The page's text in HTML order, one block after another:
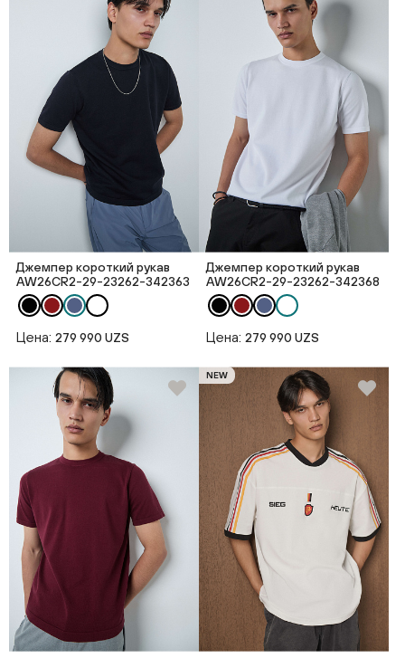
Джемпер короткий рукав
AW26CR2-29-23262-342363
Цена: 279 990 UZS
Джемпер короткий рукав
AW26CR2-29-23262-342368
Цена: 279 990 UZS
NEW